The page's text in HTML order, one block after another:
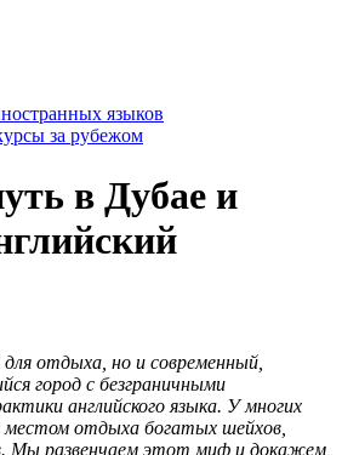
языков
за рубежом
в Дубае и
отдыха, но и современный,
город с безграничными
английского языка. У многих
местом отдыха богатых шейхов,
Мы развенчаем этот миф и докажем,